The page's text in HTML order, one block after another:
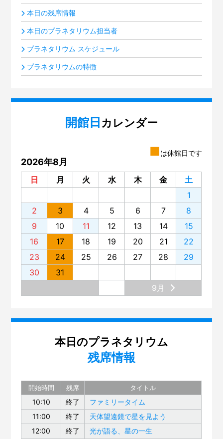
本日の残席情報
本日のプラネタリウム担当者
プラネタリウム スケジュール
プラネタリウムの特徴
開館日 カレンダー
■は休館日です
2026年8月
日 月 火 水 木 金
土
1
2
3 4 5 6 7
8
9
10 11 12 13 14
15
16
17 18 19 20 21
22
23
24 25 26 27 28
29
30
31
9月
本日のプラネタリウム
残席情報
開始時間 残席 タイトル
10:10 終了
ファミリータイム
11:00
終了
天体望遠鏡で星を見よう
12:00
終了 光が語る、星の一生